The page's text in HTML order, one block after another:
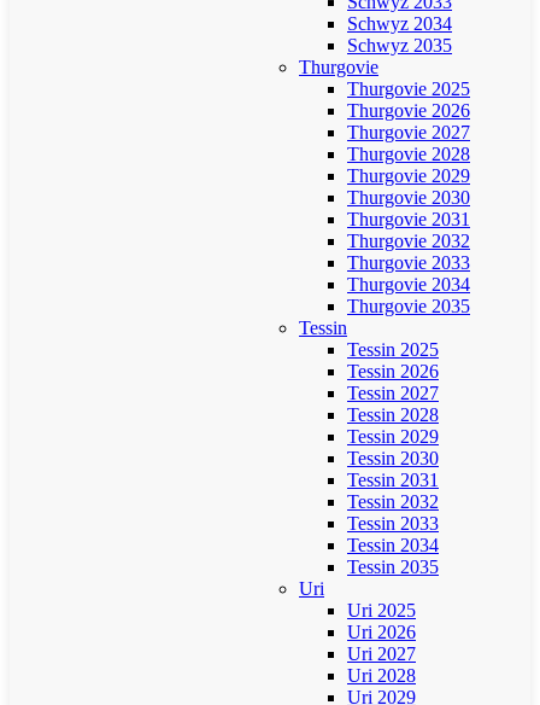
Schwyz 2034
Schwyz 2035
Thurgovie
Thurgovie 2025
Thurgovie 2026
Thurgovie 2027
Thurgovie 2028
Thurgovie 2029
Thurgovie 2030
Thurgovie 2031
Thurgovie 2032
Thurgovie 2033
Thurgovie 2034
Thurgovie 2035
Tessin
Tessin 2025
Tessin 2026
Tessin 2027
Tessin 2028
Tessin 2029
Tessin 2030
Tessin 2031
Tessin 2032
Tessin 2033
Tessin 2034
Tessin 2035
Uri
Uri 2025
Uri 2026
Uri 2027
Uri 2028
Uri 2029